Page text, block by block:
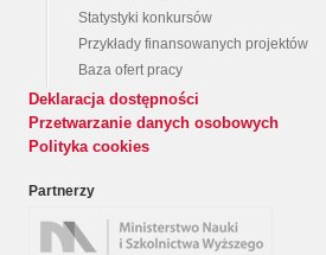
Statystyki konkursów
Przykłady finansowanych projektów
Baza ofert pracy
Deklaracja dostępności
Przetwarzanie danych osobowych
Polityka cookies
Partnerzy